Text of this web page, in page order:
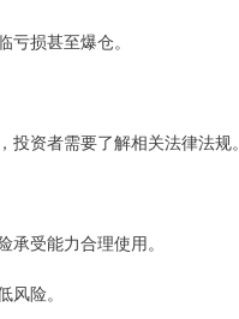
损甚至爆仓。
资者需要了解相关法律法规。
受能力合理使用。
险。